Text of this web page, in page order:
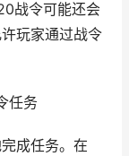
战令可能还会
玩家通过战令
任务
成任务。在